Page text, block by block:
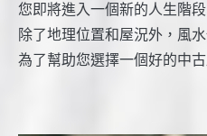
您即將進入一個新的人生階
除了地理位置和屋況外，風
為了幫助您選擇一個好的中古